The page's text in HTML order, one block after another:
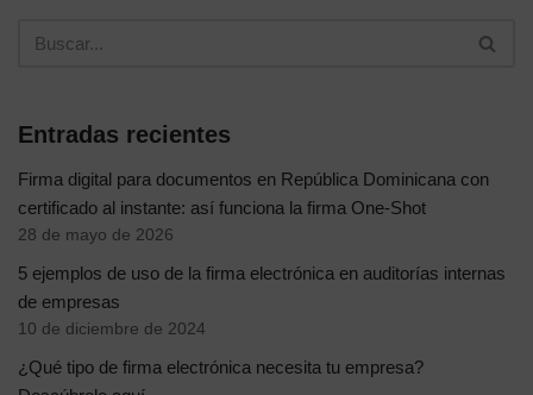
Entradas recientes
Firma digital para documentos en República Dominicana con
certificado al instante: así funciona la firma One-Shot
28 de mayo de 2026
5 ejemplos de uso de la firma electrónica en auditorías internas
de empresas
10 de diciembre de 2024
¿Qué tipo de firma electrónica necesita tu empresa?